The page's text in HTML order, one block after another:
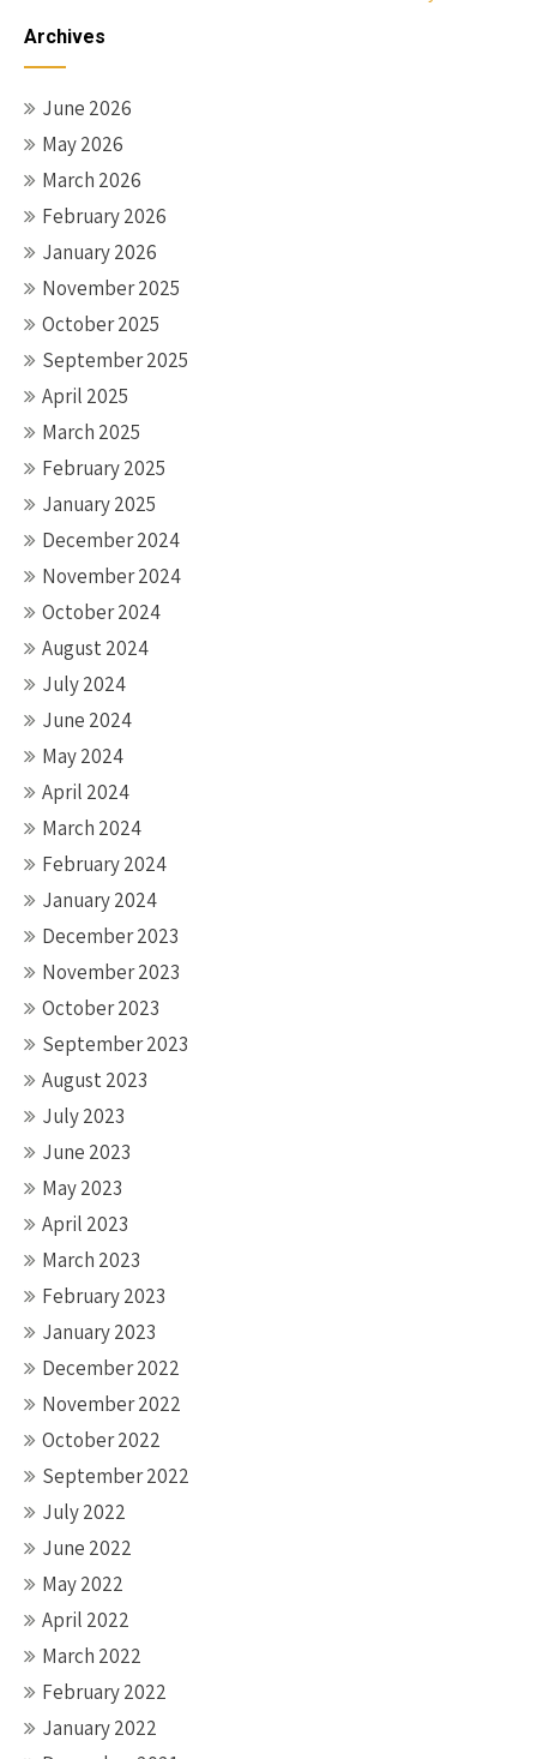
navigation
Archives
June 2026
May 2026
March 2026
February 2026
January 2026
November 2025
October 2025
September 2025
April 2025
March 2025
February 2025
January 2025
December 2024
November 2024
October 2024
August 2024
July 2024
June 2024
May 2024
April 2024
March 2024
February 2024
January 2024
December 2023
November 2023
October 2023
September 2023
August 2023
July 2023
June 2023
May 2023
April 2023
March 2023
February 2023
January 2023
December 2022
November 2022
October 2022
September 2022
July 2022
June 2022
May 2022
April 2022
March 2022
February 2022
January 2022